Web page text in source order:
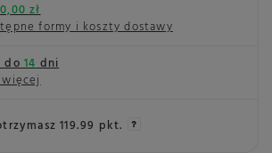
zł
formy i koszty dostawy
do14dni
119.99 pkt.